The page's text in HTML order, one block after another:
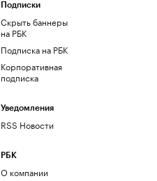
Подписки
Скрыть баннеры
на РБК
Подписка на РБК
Корпоративная
подписка
Уведомления
RSS Новости
РБК
О компании